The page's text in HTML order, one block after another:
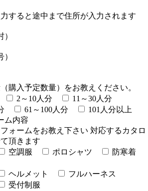
すると途中まで住所が入力されます
購入予定数量）をお教えください。
2～10人分
11～30人分
61～100人分
101人分以上
ム内容
ォームをお教え下さい 対応するカタロ
頂きます
空調服 ポロシャツ
防寒着
ヘルメット
フルハーネス
受付制服